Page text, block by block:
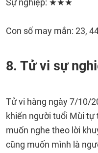
Sự nghiệp: ★★★
Con số may mắn: 23,
8. Tử vi sự
Tử vi hàng ngày 7/10/
khiến người tuổi Mùi tự
muốn nghe theo lời
cũng muốn mình là